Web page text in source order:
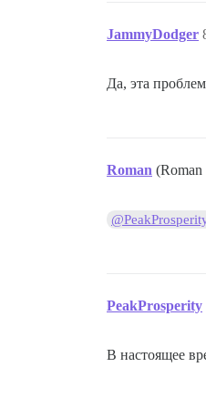
23. /var/
25. /var/
27. /var/
29. /var/
33. /var/
JammyDodger
Да, эта
Roman
PeakProsperity
В настоящее